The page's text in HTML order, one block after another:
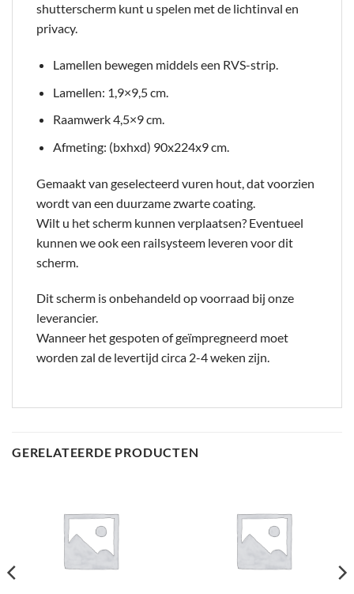
shutterscherm kunt u spelen met de lichtinval en
privacy.
Lamellen bewegen middels een RVS-strip.
Lamellen: 1,9×9,5 cm.
Raamwerk 4,5×9 cm.
Afmeting: (bxhxd) 90x224x9 cm.
Gemaakt van geselecteerd vuren hout, dat voorzien
wordt van een duurzame zwarte coating.
Wilt u het scherm kunnen verplaatsen? Eventueel
kunnen we ook een railsysteem leveren voor dit
scherm.
Dit scherm is onbehandeld op voorraad bij onze
leverancier.
Wanneer het gespoten of geïmpregneerd moet
worden zal de levertijd circa 2-4 weken zijn.
GERELATEERDE PRODUCTEN